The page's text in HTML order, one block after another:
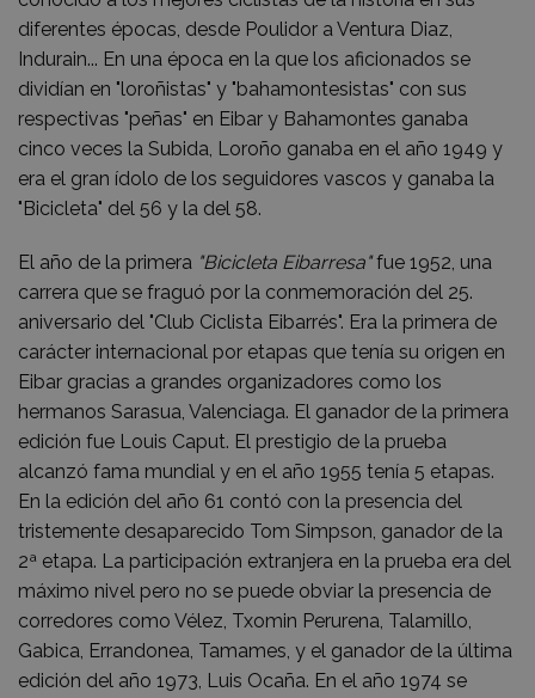
diferentes épocas, desde Poulidor a Ventura Diaz,
Indurain... En una época en la que los aficionados se
dividían en "loroñistas" y "bahamontesistas" con sus
respectivas "peñas" en Eibar y Bahamontes ganaba
cinco veces la Subida, Loroño ganaba en el año 1949 y
era el gran ídolo de los seguidores vascos y ganaba la
"Bicicleta" del 56 y la del 58.
El año de la primera "Bicicleta Eibarresa"fue 1952, una
carrera que se fraguó por la conmemoración del 25.
aniversario del "Club Ciclista Eibarrés". Era la primera de
carácter internacional por etapas que tenía su origen en
Eibar gracias a grandes organizadores como los
hermanos Sarasua, Valenciaga. El ganador de la primera
edición fue Louis Caput. El prestigio de la prueba
alcanzó fama mundial y en el año 1955 tenía 5 etapas.
En la edición del año 61 contó con la presencia del
tristemente desaparecido Tom Simpson, ganador de la
2ª etapa. La participación extranjera en la prueba era del
máximo nivel pero no se puede obviar la presencia de
corredores como Vélez, Txomin Perurena, Talamillo,
Gabica, Errandonea, Tamames, y el ganador de la última
edición del año 1973, Luis Ocaña. En el año 1974 se